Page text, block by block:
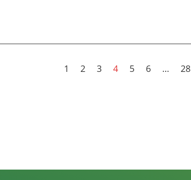
1 2 3 4 5 6 … 28